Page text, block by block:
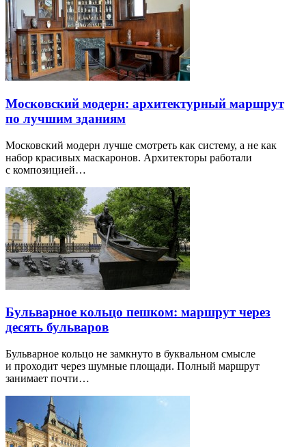
Московский модерн: архитектурный маршрут
по лучшим зданиям
Московский модерн лучше смотреть как систему, а не как
набор красивых маскаронов. Архитекторы работали
с композицией…
Бульварное кольцо пешком: маршрут через
десять бульваров
Бульварное кольцо не замкнуто в буквальном смысле
и проходит через шумные площади. Полный маршрут
занимает почти…